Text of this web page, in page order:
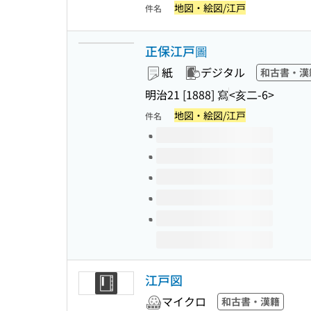
件名 地図・絵図/江戸
正保江戸圖
紙 デジタル 和古書・
明治21 [1888] 寫<亥二-6>
件名 地図・絵図/江戸
このタイトルの巻号
江戸図
マイクロ 和古書・漢籍